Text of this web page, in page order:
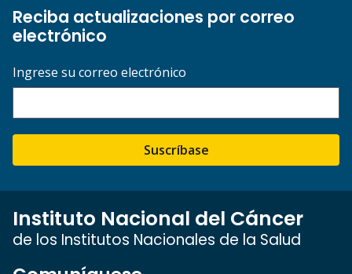
Reciba actualizaciones por correo
electrónico
Ingrese su correo electrónico
Suscríbase
Instituto Nacional del Cáncer
de los Institutos Nacionales de la Salud